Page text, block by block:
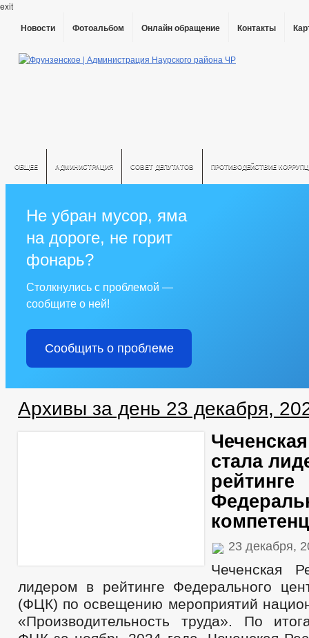
exit
Новости Фотоальбом Онлайн обращение Контакты
ОБЩЕЕ АДМИНИСТРАЦИЯ СОВЕТ ДЕПУТАТОВ ПРОТИВОДЕЙСТВИЕ
Не убран мусор, яма
на дороге, не горит
фонарь?
Столкнулись с проблемой —
сообщите о ней!
Сообщить о проблеме
Архивы за день 23 декабря,
стала
рейтинге
23 декабря,
Чеченская
лидером в рейтинге Федерального
(ФЦК) по освещению мероприятий
«Производительность труда». По